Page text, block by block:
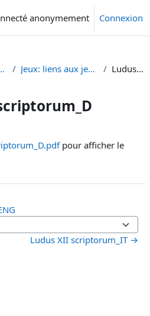
anonymement Connexion
Games in Classical Antiquity Jeux: liens aux jeux en ligne et règles à télécharger Ludus XII scriptorum_D
pour afficher le
Ludus XII scriptorum_IT →